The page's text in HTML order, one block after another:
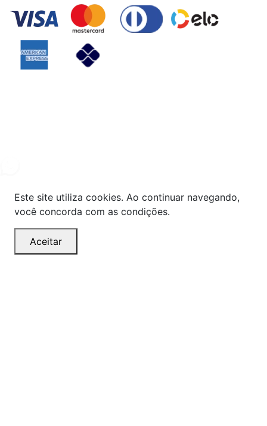
Este site utiliza cookies. Ao continuar navegando,
você concorda com as condições.
Aceitar